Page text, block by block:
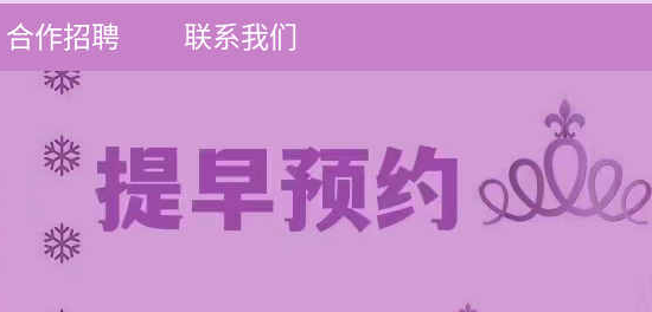
合作招聘 联系我们